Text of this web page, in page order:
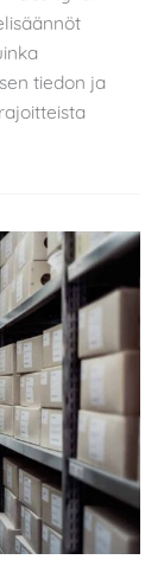
tiedon ja